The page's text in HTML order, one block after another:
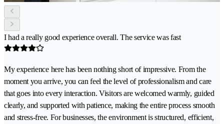
I had a really good experience overall. The service was fast
My experience here has been nothing short of impressive. From the
moment you arrive, you can feel the level of professionalism and care
that goes into every interaction. Visitors are welcomed warmly, guided
clearly, and supported with patience, making the entire process smooth
and stress-free. For businesses, the environment is structured, efficient,